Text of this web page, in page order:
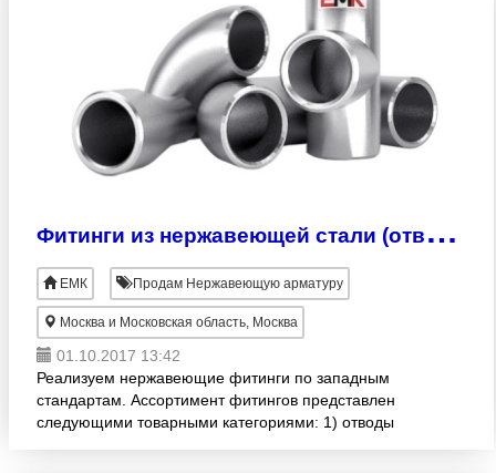
Ф
итинги из нержавеющей стали (отвод, тройник, переход, крышка): EN 10253-4, ANSI/ASME B 16.9
ЕМК Продам Нержавеющую арматуру
Москва и Московская область, Москва
01.10.2017 13:42
Реализуем нержавеющие фитинги по западным
стандартам. Ассортимент фитингов представлен
следующими товарными категориями: 1) отводы